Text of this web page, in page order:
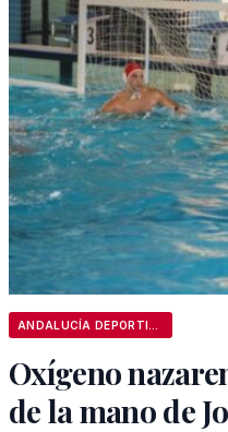
Oxígeno
de la mano de